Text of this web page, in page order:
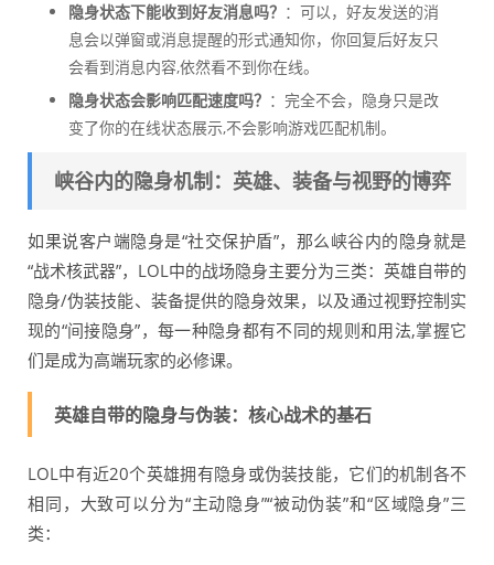
隐身状态下能收到好友消息吗？ ：可以，好友发送的消
息会以弹窗或消息提醒的形式通知你，你回复后好友只
会看到消息内容,依然看不到你在线。
隐身状态会影响匹配速度吗？ ：完全不会，隐身只是改
变了你的在线状态展示,不会影响游戏匹配机制。
峡谷内的隐身机制：英雄、装备与视野的博弈
如果说客户端隐身是“社交保护盾”，那么峡谷内的隐身就是
“战术核武器”，LOL中的战场隐身主要分为三类：英雄自带的
隐身/伪装技能、装备提供的隐身效果，以及通过视野控制实
现的“间接隐身”，每一种隐身都有不同的规则和用法,掌握它
们是成为高端玩家的必修课。
英雄自带的隐身与伪装：核心战术的基石
LOL中有近20个英雄拥有隐身或伪装技能，它们的机制各不
相同，大致可以分为“主动隐身”“被动伪装”和“区域隐身”三
类：